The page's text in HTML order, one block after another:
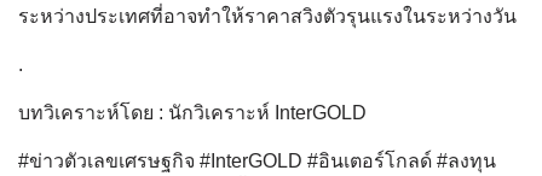
ระหว่างประเทศที่อาจทำให้ราคาสวิงตัวรุนแรงในระหว่างวัน
.
บทวิเคราะห์โดย : นักวิเคราะห์ InterGOLD
#ข่าวตัวเลขเศรษฐกิจ #InterGOLD #อินเตอร์โกลด์ #ลงทุน